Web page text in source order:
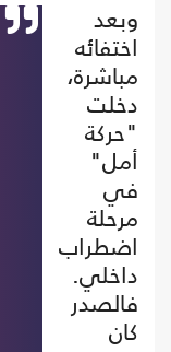
وبعد
اختفائه
مباشرة،
دخلت
"حركة
أمل"
في
مرحلة
اضطراب
داخلي.
فالصدر
كان